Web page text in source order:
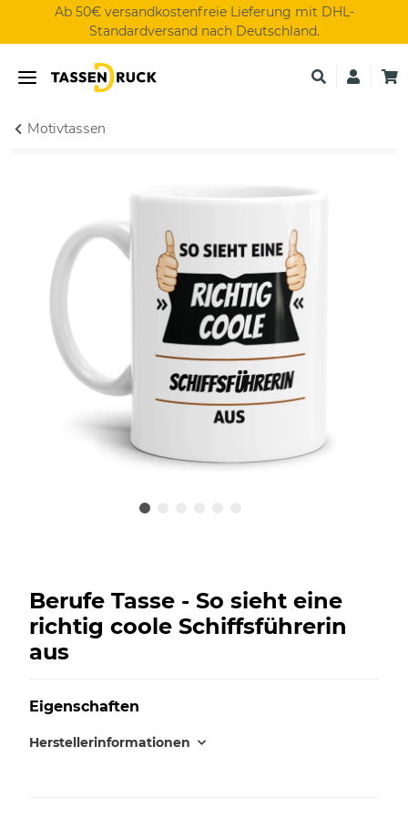
Ab 50€ versandkostenfreie Lieferung mit DHL-
Standardversand nach Deutschland.
Motivtassen
Berufe Tasse - So sieht eine
richtig coole Schiffsführerin
aus
Eigenschaften
Herstellerinformationen